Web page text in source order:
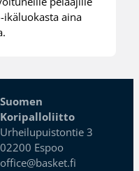
ikäluokasta aina
Suomen
Koripalloliitto
Urheilupuistontie 3
02200 Espoo
office@basket.fi